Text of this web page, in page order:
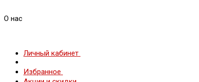
О нас
Личный кабинет
Избранное